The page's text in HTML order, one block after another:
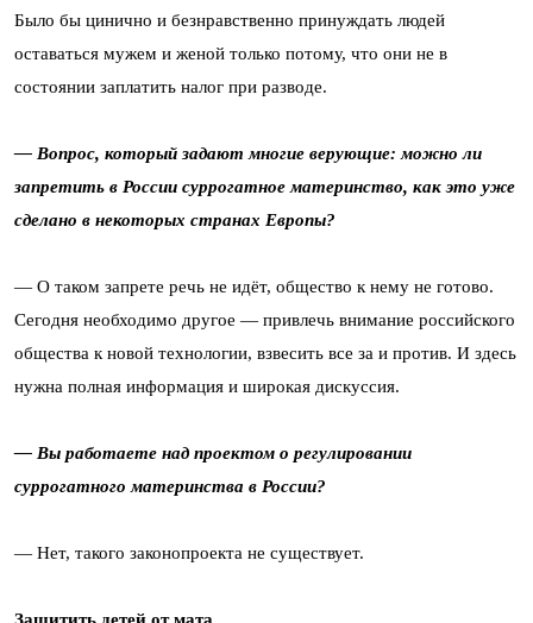
Было бы цинично и безнравственно принуждать людей
оставаться мужем и женой только потому, что они не в
состоянии заплатить налог при разводе.
— Вопрос, который задают многие верующие: можно ли
запретить в России суррогатное материнство, как это уже
сделано в некоторых странах Европы?
— О таком запрете речь не идёт, общество к нему не готово.
Сегодня необходимо другое — привлечь внимание российского
общества к новой технологии, взвесить все за и против. И здесь
нужна полная информация и широкая дискуссия.
— Вы работаете над проектом о регулировании
суррогатного материнства в России?
— Нет, такого законопроекта не существует.